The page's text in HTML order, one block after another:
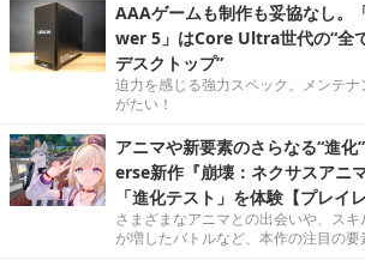
AAAゲームも制作も妥協なし
wer 5」はCore Ultra世代の“全
デスクトップ”
迫力を感じる強力スペック。メンテナ
がたい！
アニマや新要素のさらなる“進
erse新作『崩壊：ネクサスアニ
「進化テスト」を体験【プレイレ
さまざまなアニマとの出会いや、ス
が増したバトルなど、本作の注目の要